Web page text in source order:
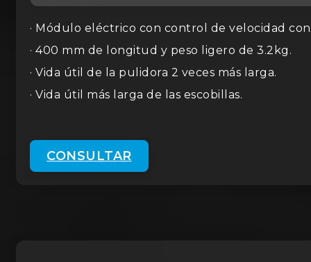
· Módulo eléctrico con control de velocidad
· 400 mm de longitud y peso ligero de 3.2kg.
· Vida útil de la pulidora 2 veces más larga.
· Vida útil más larga de las escobillas.
CONSULTAR